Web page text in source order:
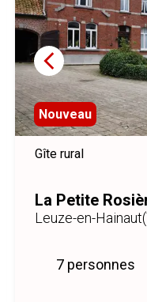
Nouveau
Gîte rural
La Petite
Leuze-en-Hainaut
7 personnes